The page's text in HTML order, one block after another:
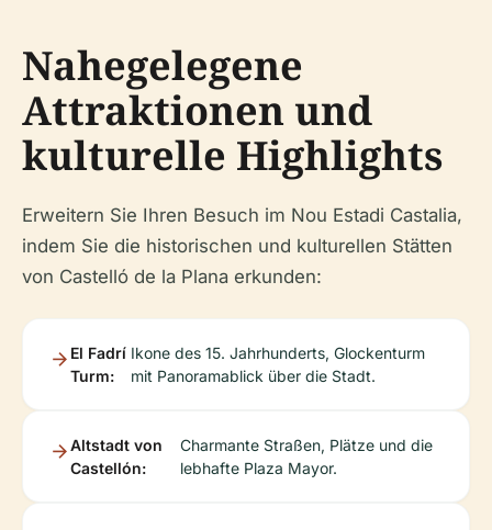
Nahegelegene
Attraktionen und
kulturelle Highlights
Erweitern Sie Ihren Besuch im Nou Estadi Castalia,
indem Sie die historischen und kulturellen Stätten
von Castelló de la Plana erkunden:
El Fadrí
Turm:
Ikone des 15. Jahrhunderts, Glockenturm
mit Panoramablick über die Stadt.
Altstadt von
Castellón:
Charmante Straßen, Plätze und die
lebhafte Plaza Mayor.